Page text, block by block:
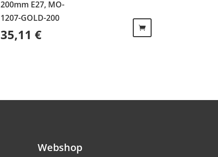
200mm E27, MO-
1207-GOLD-200
35,11 €
Webshop